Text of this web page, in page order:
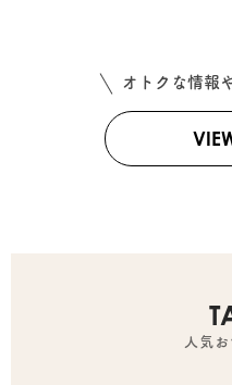
オトクな情報
人気